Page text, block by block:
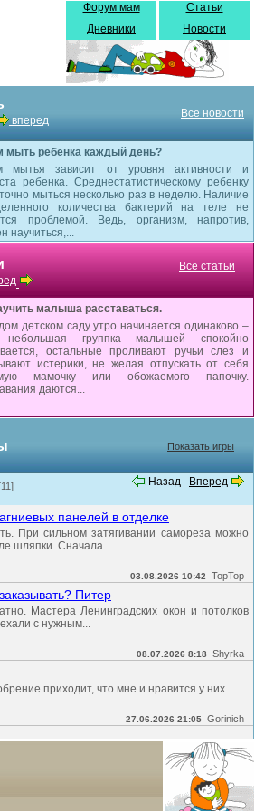
Форум мам
Дневники
Статьи
Новости
вперед
Все новости
мыть ребенка каждый день?
мытья зависит от уровня активности и
ребенка. Среднестатистическому ребенку
мыться несколько раз в неделю. Наличие
количества бактерий на теле не
проблемой. Ведь, организм, напротив,
научиться,...
Все статьи
малыша расставаться.
детском саду утро начинается одинаково –
небольшая группка малышей спокойно
остальные проливают ручьи слез и
истерики, не желая отпускать от себя
мамочку или обожаемого папочку.
даются...
Показать игры
Назад Вперед
панелей в отделке
При сильном затягивании самореза можно
шляпки. Сначала...
03.08.2026 10:42 TopTop
Питер
Мастера Ленинградских окон и потолков
с нужным...
08.07.2026 8:18 Shyrka
приходит, что мне и нравится у них...
27.06.2026 21:05 Gorinich